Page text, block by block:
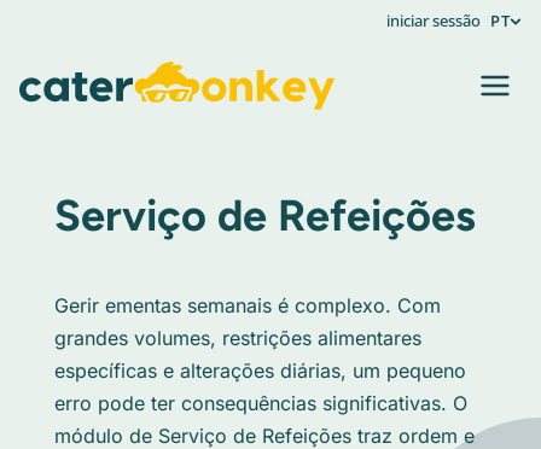
iniciar sessão PT
Serviço de Refeições
Gerir ementas semanais é complexo. Com
grandes volumes, restrições alimentares
específicas e alterações diárias, um pequeno
erro pode ter consequências significativas. O
módulo de Serviço de Refeições traz ordem e